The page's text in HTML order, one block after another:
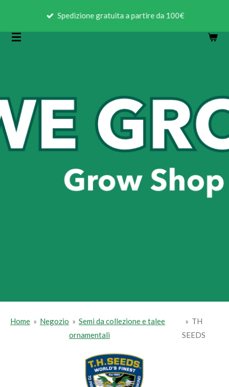
contenuto
Spedizione gratuita a partire da 100€
Home » Negozio » Semi da collezione e talee
ornamentali
» TH
SEEDS